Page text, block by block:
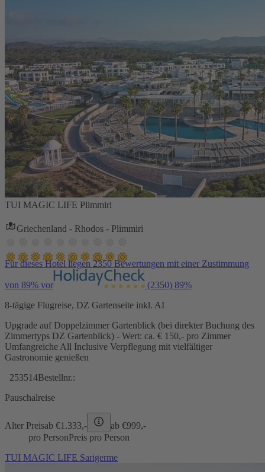
TUI MAGIC LIFE Plimmiri
Griechenland - Rhodos - Plimmiri
Für dieses Hotel liegen 2350 Bewertungen mit einer Zustimmung
von 89% vor (2350) 89%
8-tägige Flugreise, DZ Gartenseite inkl. AI
Upgrade auf Doppelzimmer Gartenblick (bei direkter Buchung des
Zimmertyps DZ Gartenblick) - Wert: ca. € 150,- pro Zimmer
Umfangreiche All Inclusive Verpflegung mit vielfältiger
Gastronomie genießen
253514Bestellnr.:
Pauschalreise
Alter Preisab €1.333,- ab €999,-
pro PersonPreis pro Person
TUI MAGIC LIFE Sarigerme